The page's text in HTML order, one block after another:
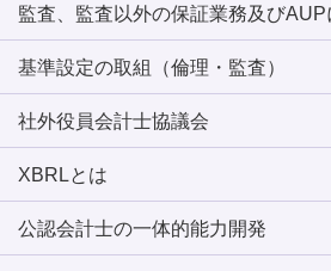
監査、監査以外の保証業務及びAUP
基準設定の取組（倫理・監査）
社外役員会計士協議会
XBRLとは
公認会計士の一体的能力開発